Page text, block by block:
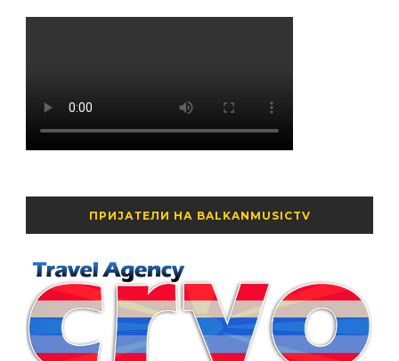
ПРИЈАТЕЛИ НА BALKANMUSICTV